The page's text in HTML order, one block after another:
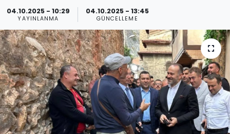
04.10.2025 - 10:29
YAYINLANMA
04.10.2025 - 13:45
GÜNCELLEME